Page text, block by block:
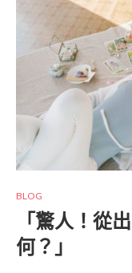
BLOG
「驚人！從
何？」